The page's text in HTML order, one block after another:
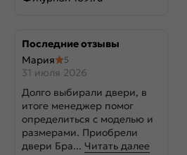
Последние отзывы
Мария
5
31 июля 2026
Долго выбирали двери, в
итоге менеджер помог
определиться с моделью и
размерами. Приобрели
двери Бра... Читать далее